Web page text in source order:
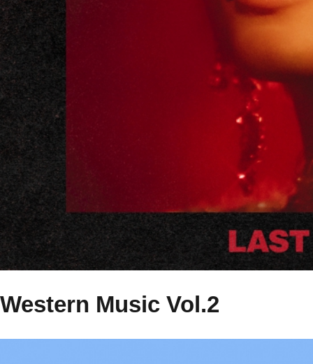
Western Music Vol.2